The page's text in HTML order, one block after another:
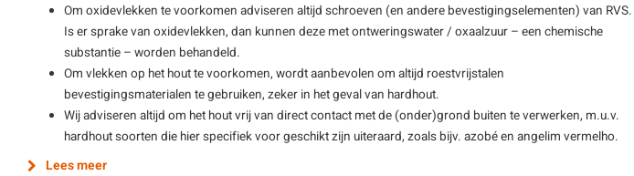
Om oxidevlekken te voorkomen adviseren altijd schroeven (en andere bevestigingselementen) van RVS.
Is er sprake van oxidevlekken, dan kunnen deze met ontweringswater / oxaalzuur – een chemische
substantie – worden behandeld.
Om vlekken op het hout te voorkomen, wordt aanbevolen om altijd roestvrijstalen
bevestigingsmaterialen te gebruiken, zeker in het geval van hardhout.
Wij adviseren altijd om het hout vrij van direct contact met de (onder)grond buiten te verwerken, m.u.v.
hardhout soorten die hier specifiek voor geschikt zijn uiteraard, zoals bijv. azobé en angelim vermelho.
Lees meer